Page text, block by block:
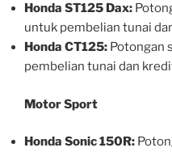
Honda ST125 Dax:
untuk pembelian tunai
Honda CT125: Potongan
pembelian tunai dan
Motor Sport
Honda Sonic 150R: